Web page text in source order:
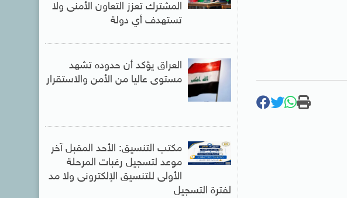
المشترك تعزز التعاون الأمنى ولا
تستهدف أي دولة
العراق يؤكد أن حدوده تشهد
مستوى عاليا من الأمن والاستقرار
مكتب التنسيق: الأحد المقبل آخر
موعد لتسجيل رغبات المرحلة
الأولى للتنسيق الإلكترونى ولا مد
لفترة التسجيل